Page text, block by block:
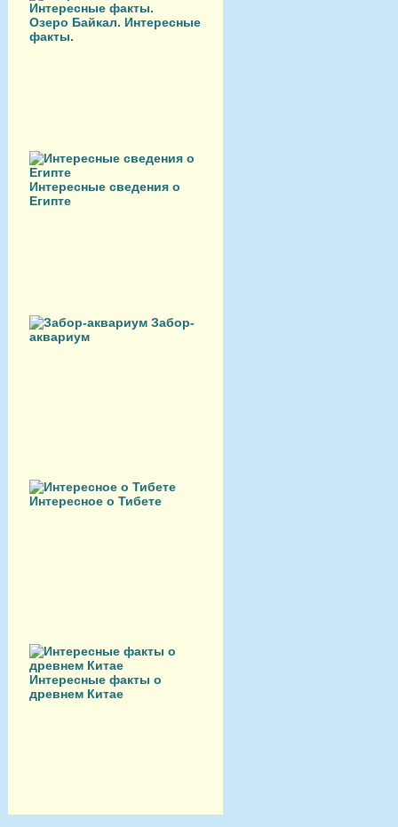
Озеро Байкал. Интересные
факты.
Интересные сведения о
Египте
Забор-
аквариум
Интересное о Тибете
Интересные факты о
древнем Китае